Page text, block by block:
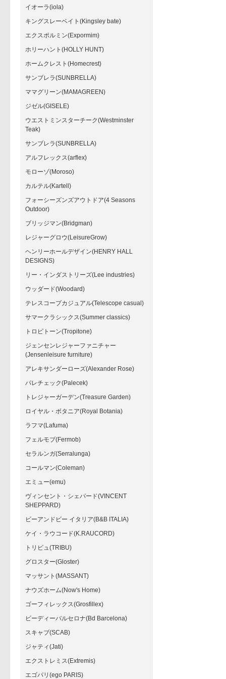
イオーラ(iola)
キングスレーベイト(Kingsley bate)
エクスポルミン(Expormim)
ホリーハント(HOLLY HUNT)
ホームクレスト(Homecrest)
サンブレラ(SUNBRELLA)
ママグリーン(MAMAGREEN)
ジゼル(GISELE)
ウエストミンスターチーク(Westminster
Teak)
サンブレラ(SUNBRELLA)
アルフレックス(arflex)
モローゾ(Moroso)
カルテル(Kartell)
フォーシーズンズアウトドア(4 Seasons
Outdoor)
ブリッジマン(Bridgman)
レジャーグロウ(LeisureGrow)
ヘンリーホールデザイン(HENRY HALL
DESIGNS)
リー・インダストリーズ(Lee industries)
ウッダード(Woodard)
テレスコープカジュアル(Telescope casual)
サマークラシックス(Summer classics)
トロピトーン(Tropitone)
ジェンセンレジャーファニチャー
(Jensenleisure furniture)
アレキサンダーローズ(Alexander Rose)
パレチェック(Palecek)
トレジャーガーデン(Treasure Garden)
ロイヤル・ボタニア(Royal Botania)
ラフマ(Lafuma)
フェルモブ(Fermob)
セラルンガ(Serralunga)
コールマン(Coleman)
エミュー(emu)
ヴィンセント・シェパード(VINCENT
SHEPPARD)
ビーアンドビー イタリア(B&B ITALIA)
ケイ・ラウコード(K.RAUCORD)
トリビュ(TRIBU)
グロスター(Gloster)
マッサント(MASSANT)
ナウズホーム(Now's Home)
ゴーフィレックス(Grosfillex)
ビーディーバルセロナ(Bd Barcelona)
スキャブ(SCAB)
ジャティ(Jati)
エクストレミス(Extremis)
エゴパリ(ego PARIS)